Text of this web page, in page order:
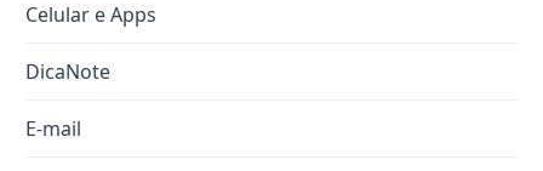
Celular e Apps
DicaNote
E-mail